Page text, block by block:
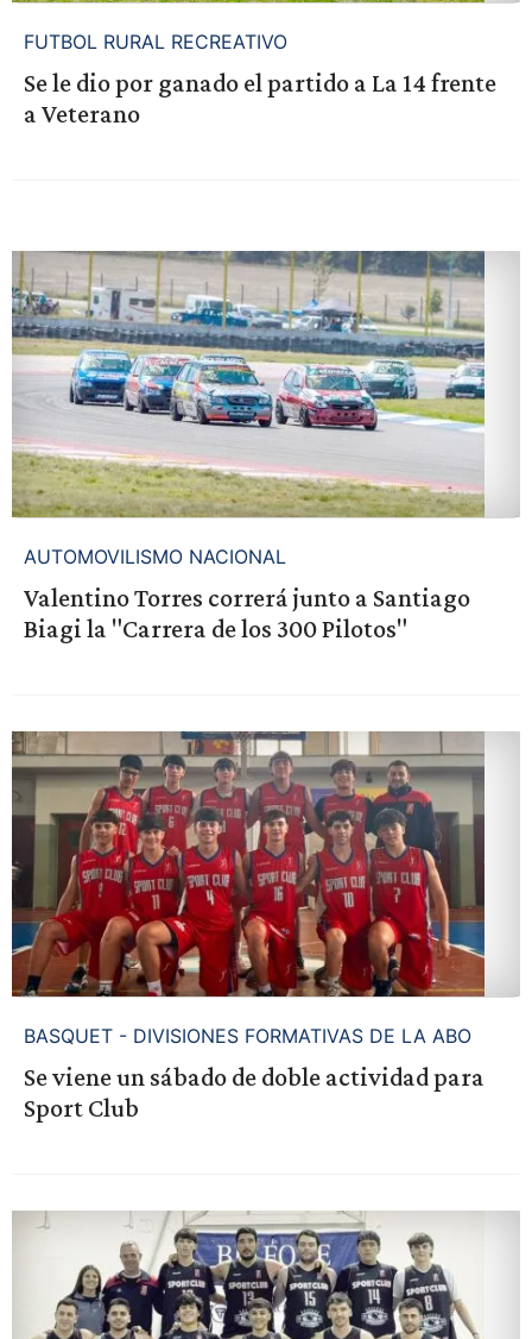
FUTBOL RURAL RECREATIVO
Se le dio por ganado el partido a La 14 frente
a Veterano
AUTOMOVILISMO NACIONAL
Valentino Torres correrá junto a Santiago
Biagi la "Carrera de los 300 Pilotos"
BASQUET - DIVISIONES FORMATIVAS DE LA ABO
Se viene un sábado de doble actividad para
Sport Club